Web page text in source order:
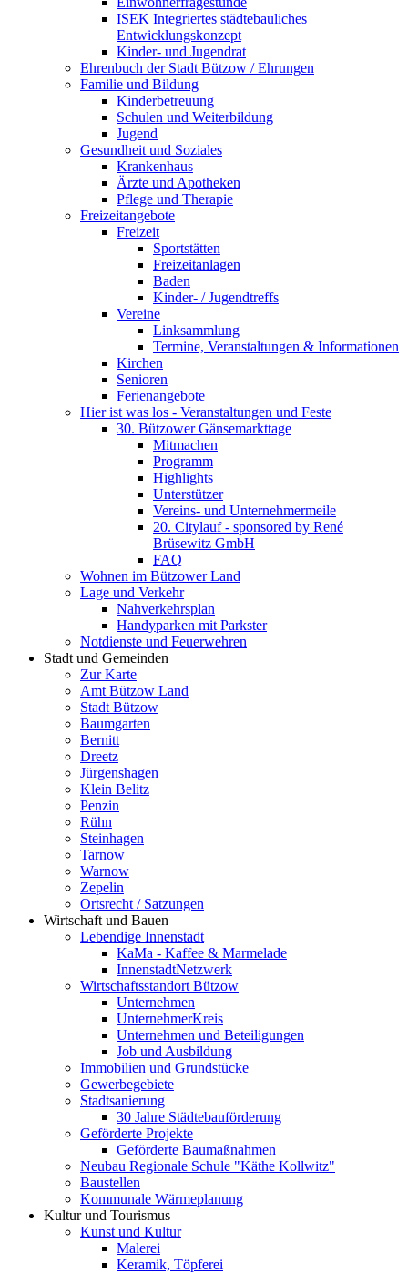
ISEK Integriertes städtebauliches
Entwicklungskonzept
Kinder- und Jugendrat
Ehrenbuch der Stadt Bützow / Ehrungen
Familie und Bildung
Kinderbetreuung
Schulen und Weiterbildung
Jugend
Gesundheit und Soziales
Krankenhaus
Ärzte und Apotheken
Pflege und Therapie
Freizeitangebote
Freizeit
Sportstätten
Freizeitanlagen
Baden
Kinder- / Jugendtreffs
Vereine
Linksammlung
Termine, Veranstaltungen & Informationen
Kirchen
Senioren
Ferienangebote
Hier ist was los - Veranstaltungen und Feste
30. Bützower Gänsemarkttage
Mitmachen
Programm
Highlights
Unterstützer
Vereins- und Unternehmermeile
20. Citylauf - sponsored by René
Brüsewitz GmbH
FAQ
Wohnen im Bützower Land
Lage und Verkehr
Nahverkehrsplan
Handyparken mit Parkster
Notdienste und Feuerwehren
Stadt und Gemeinden
Zur Karte
Amt Bützow Land
Stadt Bützow
Baumgarten
Bernitt
Dreetz
Jürgenshagen
Klein Belitz
Penzin
Rühn
Steinhagen
Tarnow
Warnow
Zepelin
Ortsrecht / Satzungen
Wirtschaft und Bauen
Lebendige Innenstadt
KaMa - Kaffee & Marmelade
InnenstadtNetzwerk
Wirtschaftsstandort Bützow
Unternehmen
UnternehmerKreis
Unternehmen und Beteiligungen
Job und Ausbildung
Immobilien und Grundstücke
Gewerbegebiete
Stadtsanierung
30 Jahre Städtebauförderung
Geförderte Projekte
Geförderte Baumaßnahmen
Neubau Regionale Schule "Käthe Kollwitz"
Baustellen
Kommunale Wärmeplanung
Kultur und Tourismus
Kunst und Kultur
Malerei
Keramik, Töpferei